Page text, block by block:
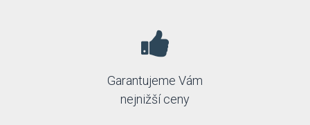
Garantujeme Vám
nejnižší ceny